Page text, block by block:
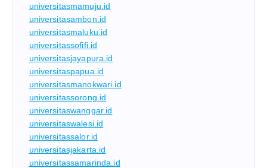
universitasmamuju.id
universitasambon.id
universitasmaluku.id
universitassofifi.id
universitasjayapura.id
universitaspapua.id
universitasmanokwari.id
universitassorong.id
universitaswanggar.id
universitaswalesi.id
universitassalor.id
universitasjakarta.id
universitassamarinda.id